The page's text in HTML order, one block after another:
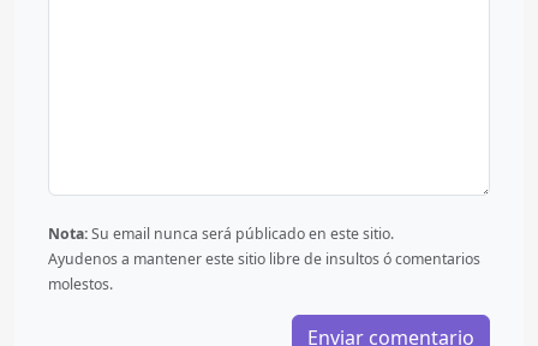
Nota:Su email nunca será públicado en este sitio.
Ayudenos a mantener este sitio libre de insultos ó comentarios
molestos.